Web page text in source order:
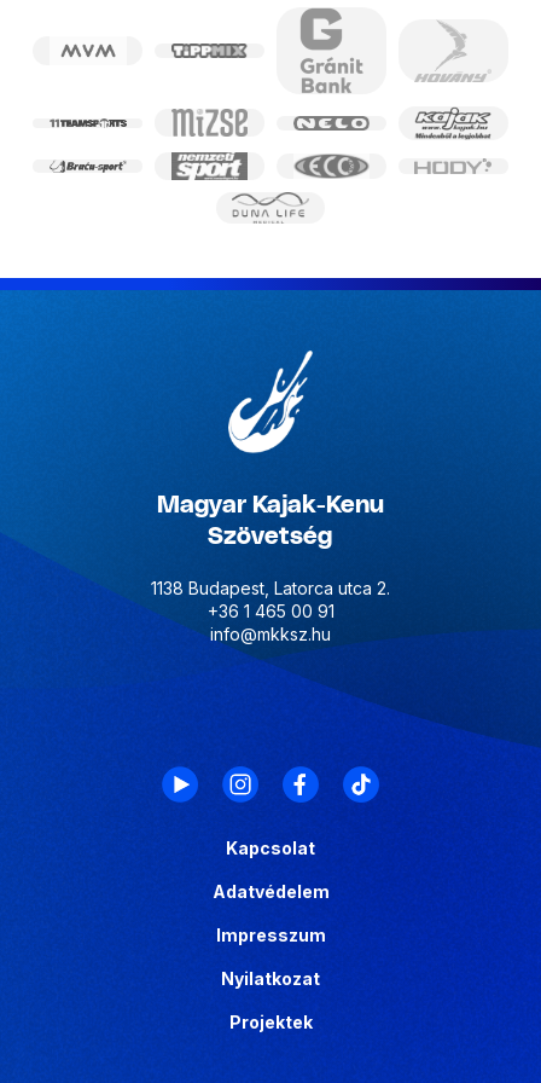
Magyar Kajak-Kenu
Szövetség
1138 Budapest, Latorca utca 2.
+36 1 465 00 91
info@mkksz.hu
Kapcsolat
Adatvédelem
Impresszum
Nyilatkozat
Projektek